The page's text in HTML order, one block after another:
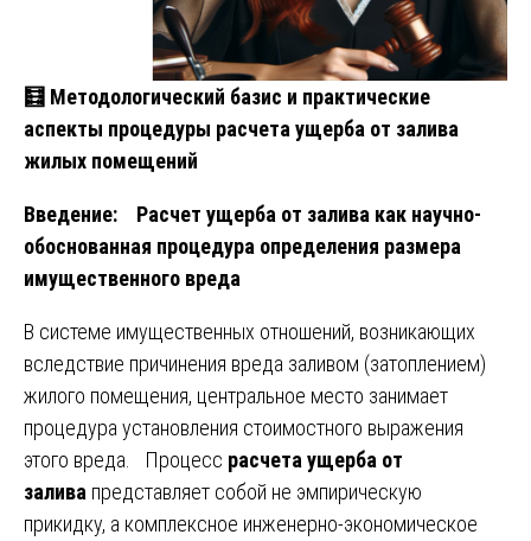
🧮 Методологический базис и практические
аспекты процедуры расчета ущерба от залива
жилых помещений
Введение: Расчет ущерба от залива как научно-
обоснованная процедура определения размера
имущественного вреда
В системе имущественных отношений, возникающих
вследствие причинения вреда заливом (затоплением)
жилого помещения, центральное место занимает
процедура установления стоимостного выражения
этого вреда. Процесс расчета ущерба от
залива представляет собой не эмпирическую
прикидку, а комплексное инженерно-экономическое